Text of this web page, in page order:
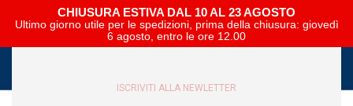
ISCRIVITI ALLA NEWLETTER
CHIUSURA ESTIVA DAL 10 AL 23 AGOSTO
Ultimo giorno utile per le spedizioni, prima della chiusura: giovedì
6 agosto, entro le ore 12.00